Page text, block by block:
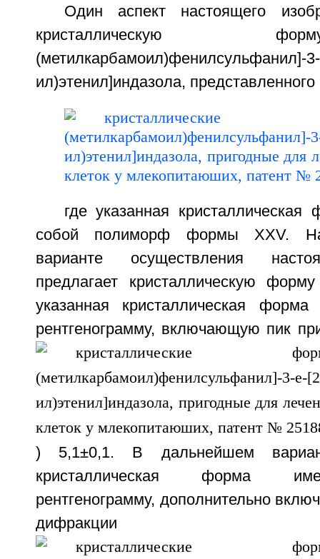
Один аспект настоящего
кристаллическую
(метилкарбамоил)фенилсульфанил]-
ил)этенил]индазола,
где указанная кристаллическая
собой полиморф формы XXV.
варианте осуществления
предлагает кристаллическую
указанная кристаллическая
рентгенограмму, включающую пик
) 5,1±0,1. В дальнейшем
кристаллическая форма
рентгенограмму, дополнительно